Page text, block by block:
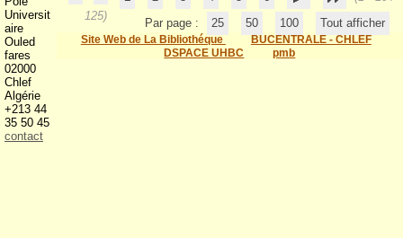
125)
Par page : 25 50 100 Tout afficher
Site Web de La Bibliothéque
BUCENTRALE - CHLEF
DSPACE UHBC
pmb
Universit
aire
Ouled
fares
02000
Chlef
Algérie
+213 44
35 50 45
contact